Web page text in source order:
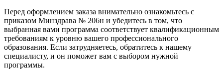
искусств
Средства массовой информации и
информативно-библиотечное дело
Перед оформлением заказа внимательно ознакомьтесь с
приказом Минздрава № 206н и убедитесь в том, что
выбранная вами программа соответствует квалификационным
требованиям к уровню вашего профессионального
образования. Если затрудняетесь, обратитесь к нашему
специалисту, и он поможет вам с выбором нужной
программы.